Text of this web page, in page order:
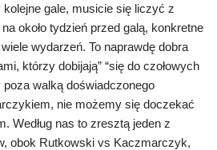
gale, musicie się liczyć z
około tydzień przed galą, konkretne
wydarzeń. To naprawdę dobra
którzy dobijają” “się do czołowych
walką doświadczonego
nie możemy się doczekać
Według nas to zresztą jeden z
obok Rutkowski vs Kaczmarczyk,